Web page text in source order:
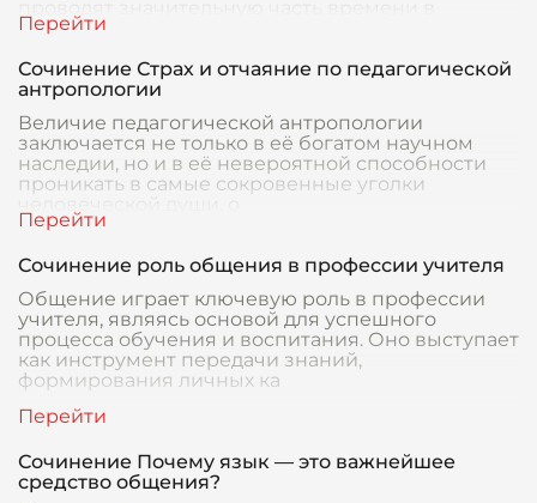
виртуально
Сочинение Страх и отчаяние по педагогической
антропологии
Величие педагогической антропологии
заключается не только в её богатом научном
наследии, но и в её невероятной способности
проникать в самые сокровенные уголки
Сочинение роль общения в профессии учителя
Общение играет ключевую роль в профессии
учителя, являясь основой для успешного
процесса обучения и воспитания. Оно выступает
как инструмент передачи знаний,
формирования личных ка
Сочинение Почему язык — это важнейшее
средство общения?